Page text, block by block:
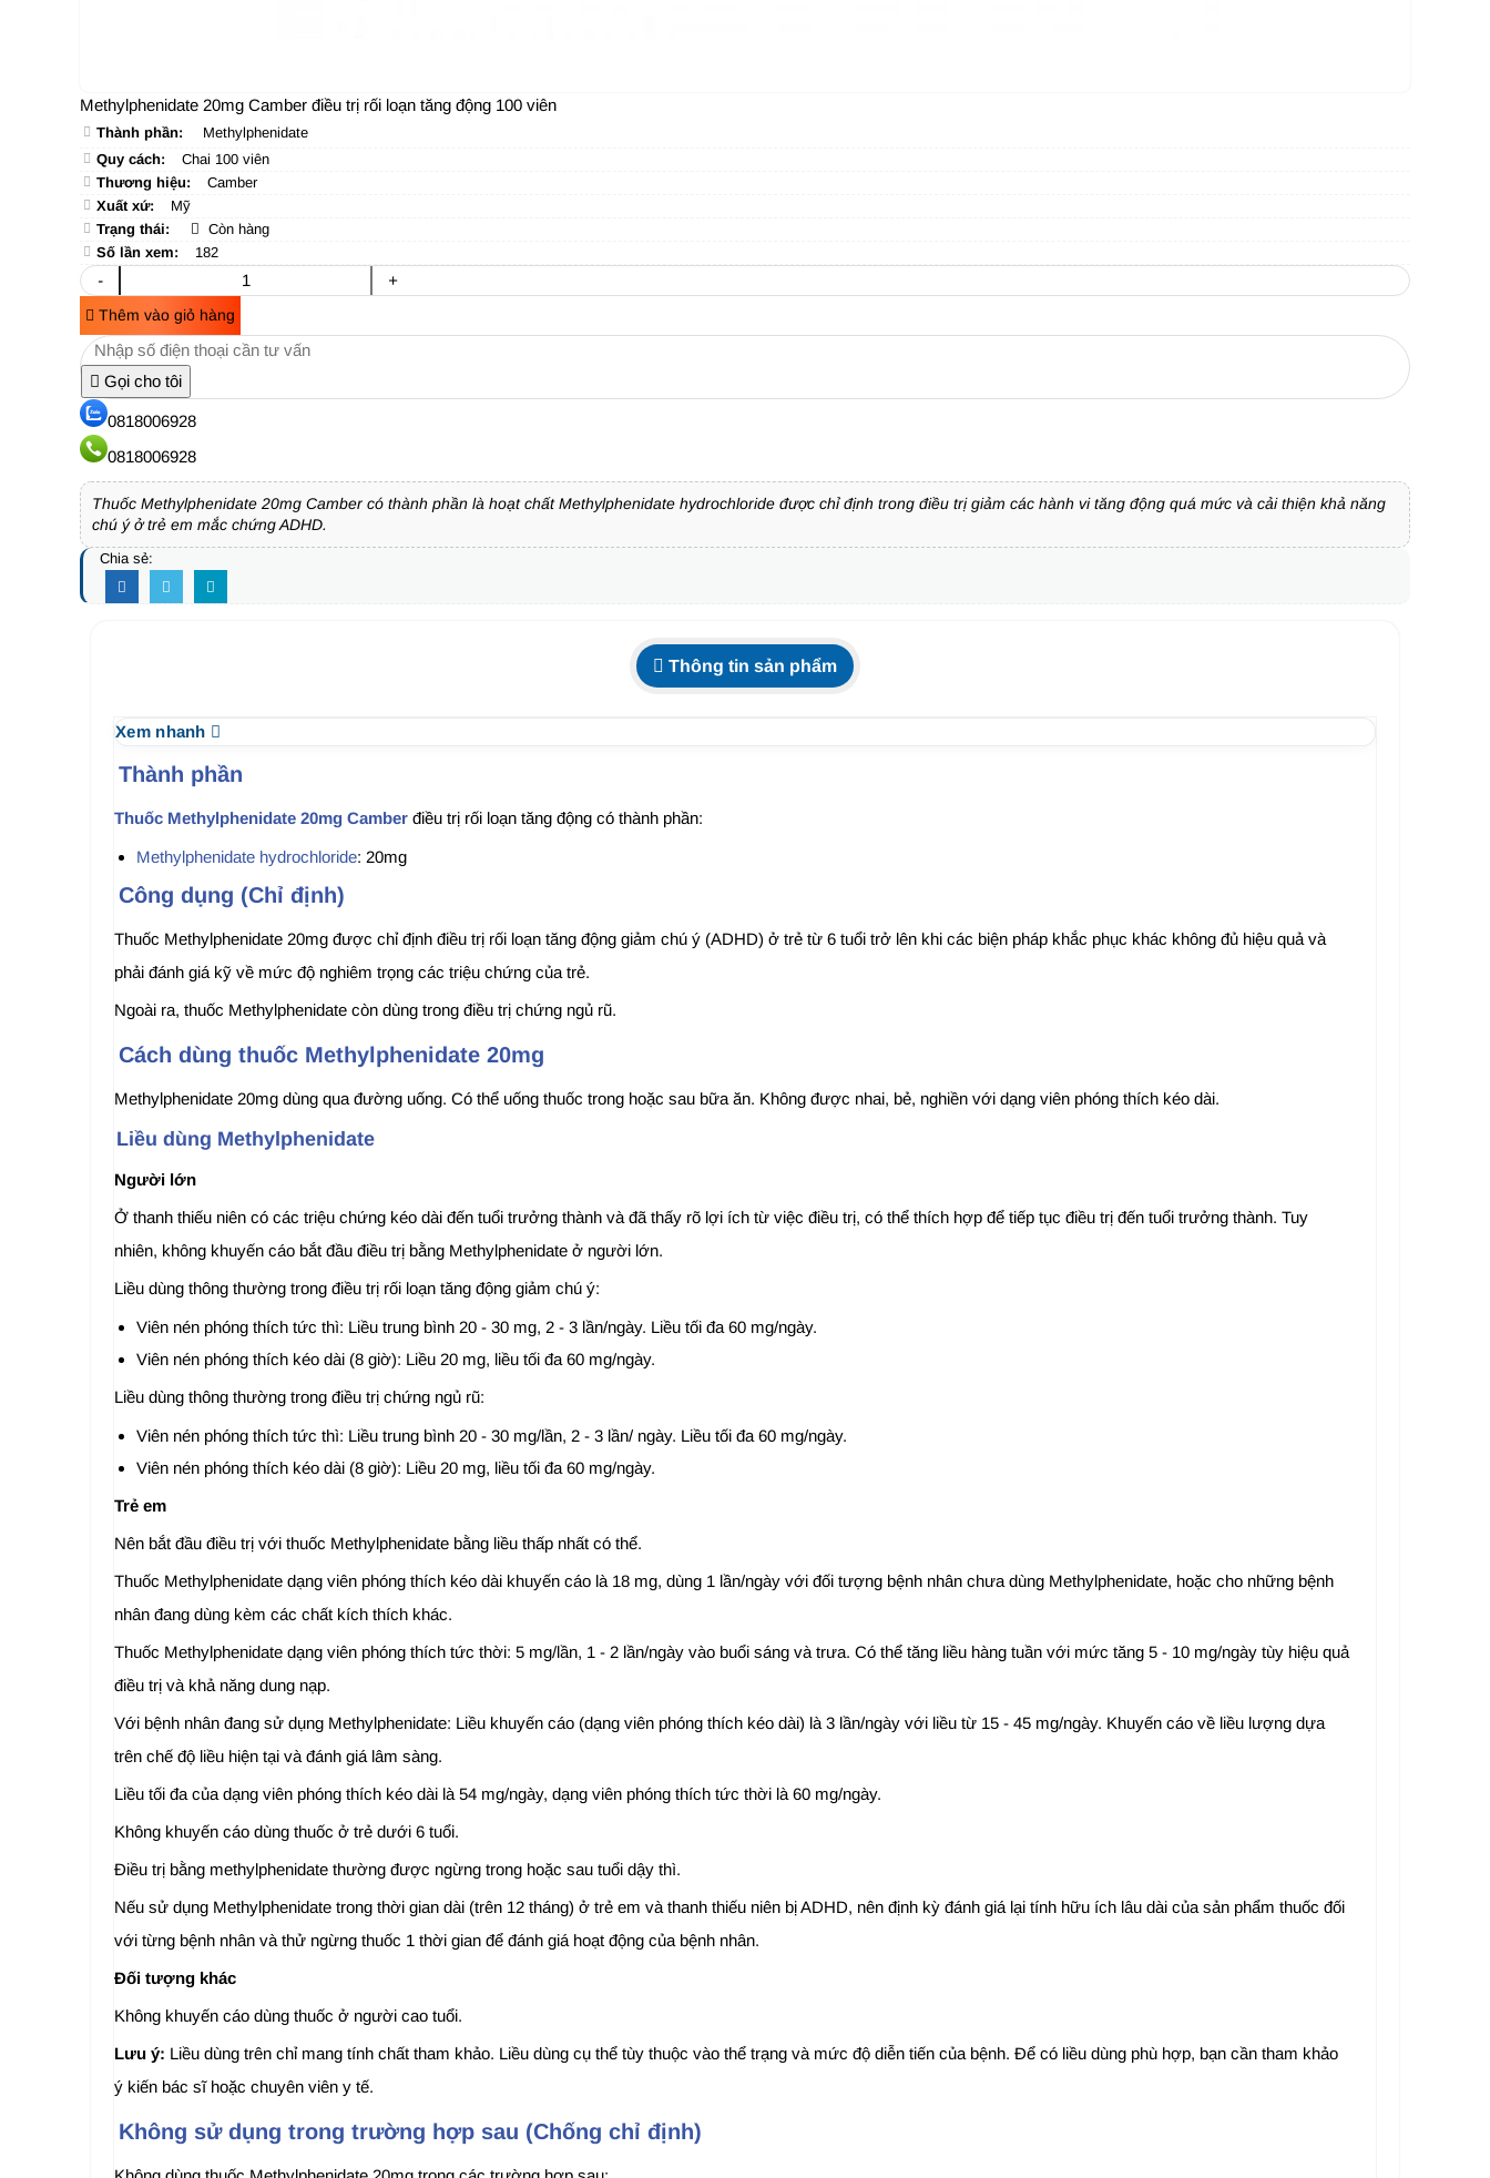
Methylphenidate 20mg Camber điều trị rối loạn tăng động 100 viên
Thành phần:
Methylphenidate
Quy cách:
Chai 100 viên
Thương hiệu:
Camber
Xuất xứ:
Mỹ
Trạng thái:
Còn hàng
Số lần xem:
182
- +
Thêm vào giỏ hàng
Gọi cho tôi
0818006928
0818006928
Thuốc Methylphenidate 20mg Camber có thành phần là hoạt chất Methylphenidate hydrochloride được chỉ định trong điều trị giảm các hành vi tăng động quá mức và cải thiện khả năng
chú ý ở trẻ em mắc chứng ADHD.
Chia sẻ:
Thông tin sản phẩm
Xem nhanh
Thành phần
Thuốc Methylphenidate 20mg Camber điều trị rối loạn tăng động có thành phần:
Methylphenidate hydrochloride: 20mg
Công dụng (Chỉ định)
Thuốc Methylphenidate 20mg được chỉ định điều trị rối loạn tăng động giảm chú ý (ADHD) ở trẻ từ 6 tuổi trở lên khi các biện pháp khắc phục khác không đủ hiệu quả và
phải đánh giá kỹ về mức độ nghiêm trọng các triệu chứng của trẻ.
Ngoài ra, thuốc Methylphenidate còn dùng trong điều trị chứng ngủ rũ.
Cách dùng thuốc Methylphenidate 20mg
Methylphenidate 20mg dùng qua đường uống. Có thể uống thuốc trong hoặc sau bữa ăn. Không được nhai, bẻ, nghiền với dạng viên phóng thích kéo dài.
Liều dùng Methylphenidate
Người lớn
Ở thanh thiếu niên có các triệu chứng kéo dài đến tuổi trưởng thành và đã thấy rõ lợi ích từ việc điều trị, có thể thích hợp để tiếp tục điều trị đến tuổi trưởng thành. Tuy
nhiên, không khuyến cáo bắt đầu điều trị bằng Methylphenidate ở người lớn.
Liều dùng thông thường trong điều trị rối loạn tăng động giảm chú ý:
Viên nén phóng thích tức thì: Liều trung bình 20 - 30 mg, 2 - 3 lần/ngày. Liều tối đa 60 mg/ngày.
Viên nén phóng thích kéo dài (8 giờ): Liều 20 mg, liều tối đa 60 mg/ngày.
Liều dùng thông thường trong điều trị chứng ngủ rũ:
Viên nén phóng thích tức thì: Liều trung bình 20 - 30 mg/lần, 2 - 3 lần/ ngày. Liều tối đa 60 mg/ngày.
Viên nén phóng thích kéo dài (8 giờ): Liều 20 mg, liều tối đa 60 mg/ngày.
Trẻ em
Nên bắt đầu điều trị với thuốc Methylphenidate bằng liều thấp nhất có thể.
Thuốc Methylphenidate dạng viên phóng thích kéo dài khuyến cáo là 18 mg, dùng 1 lần/ngày với đối tượng bệnh nhân chưa dùng Methylphenidate, hoặc cho những bệnh
nhân đang dùng kèm các chất kích thích khác.
Thuốc Methylphenidate dạng viên phóng thích tức thời: 5 mg/lần, 1 - 2 lần/ngày vào buổi sáng và trưa. Có thể tăng liều hàng tuần với mức tăng 5 - 10 mg/ngày tùy hiệu quả
điều trị và khả năng dung nạp.
Với bệnh nhân đang sử dụng Methylphenidate: Liều khuyến cáo (dạng viên phóng thích kéo dài) là 3 lần/ngày với liều từ 15 - 45 mg/ngày. Khuyến cáo về liều lượng dựa
trên chế độ liều hiện tại và đánh giá lâm sàng.
Liều tối đa của dạng viên phóng thích kéo dài là 54 mg/ngày, dạng viên phóng thích tức thời là 60 mg/ngày.
Không khuyến cáo dùng thuốc ở trẻ dưới 6 tuổi.
Điều trị bằng methylphenidate thường được ngừng trong hoặc sau tuổi dậy thì.
Nếu sử dụng Methylphenidate trong thời gian dài (trên 12 tháng) ở trẻ em và thanh thiếu niên bị ADHD, nên định kỳ đánh giá lại tính hữu ích lâu dài của sản phẩm thuốc đối
với từng bệnh nhân và thử ngừng thuốc 1 thời gian để đánh giá hoạt động của bệnh nhân.
Đối tượng khác
Không khuyến cáo dùng thuốc ở người cao tuổi.
Lưu ý: Liều dùng trên chỉ mang tính chất tham khảo. Liều dùng cụ thể tùy thuộc vào thể trạng và mức độ diễn tiến của bệnh. Để có liều dùng phù hợp, bạn cần tham khảo
ý kiến bác sĩ hoặc chuyên viên y tế.
Không sử dụng trong trường hợp sau (Chống chỉ định)